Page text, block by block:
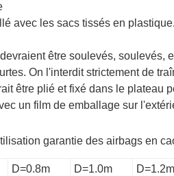
avec les sacs tissés en plastique.
être soulevés, soulevés,
On l'interdit strictement de
être plié et fixé dans le plateau
un film de emballage sur
garantie des airbags en
D=0.8m D=1.0m D=1.2m